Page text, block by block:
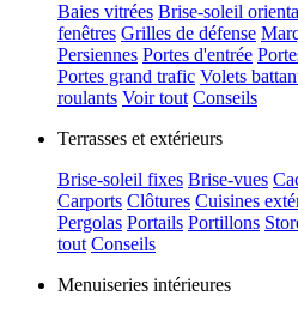
Baies vitrées Brise-soleil
fenêtres Grilles de défense
Persiennes Portes d'entrée
Portes grand trafic Volets
roulants Voir tout Conseils
Terrasses et extérieurs
Brise-soleil fixes Brise-vues
Carports Clôtures Cuisines
Pergolas Portails Portillons
tout Conseils
Menuiseries intérieures